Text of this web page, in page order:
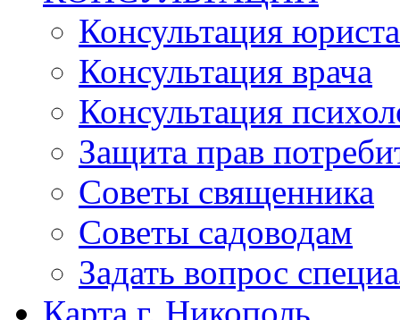
Консультация юриста
Консультация врача
Консультация
Защита прав
Советы священника
Советы садоводам
Задать вопрос
Карта г. Никополь